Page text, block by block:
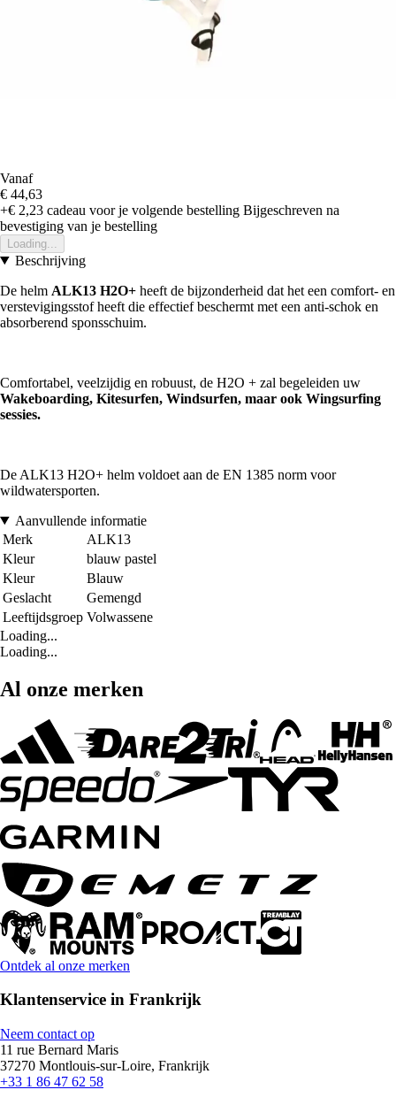
Vanaf
€ 44,63
+€ 2,23 cadeau voor je volgende bestelling Bijgeschreven na
bevestiging van je bestelling
Loading...
Beschrijving
De helm ALK13 H2O+ heeft de bijzonderheid dat het een comfort- en
verstevigingsstof heeft die effectief beschermt met een anti-schok en
absorberend sponsschuim.
Comfortabel, veelzijdig en robuust, de H2O + zal begeleiden uw
Wakeboarding, Kitesurfen, Windsurfen, maar ook Wingsurfing
sessies.
De ALK13 H2O+ helm voldoet aan de EN 1385 norm voor
wildwatersporten.
Aanvullende informatie
Merk
ALK13
Kleur
blauw pastel
Kleur
Blauw
Geslacht
Gemengd
Leeftijdsgroep Volwassene
Loading...
Loading...
Al onze merken
Ontdek al onze merken
Klantenservice in Frankrijk
Neem contact op
11 rue Bernard Maris
37270 Montlouis-sur-Loire, Frankrijk
+33 1 86 47 62 58